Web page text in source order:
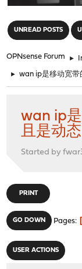
UNREAD POSTS
OPNsense Forum ►
► wan ip是移动宽带
wan ip
且是动
Started by
PRINT
GO DOWN Pages
USER ACTIONS